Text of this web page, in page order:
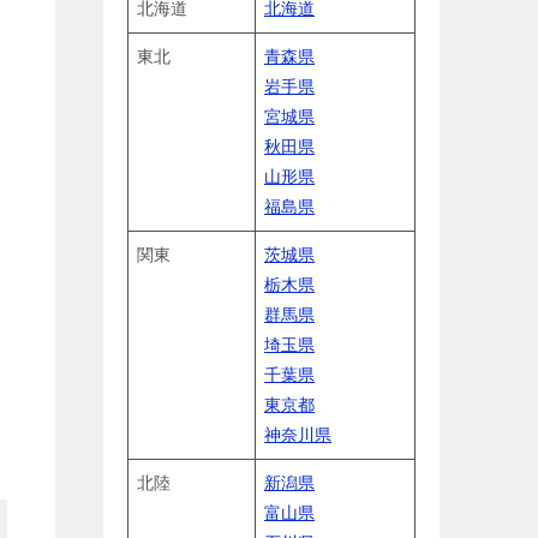
北海道 北海道
東北
青森県
岩手県
宮城県
秋田県
山形県
福島県
関東
茨城県
栃木県
群馬県
埼玉県
千葉県
東京都
神奈川県
北陸
新潟県
富山県